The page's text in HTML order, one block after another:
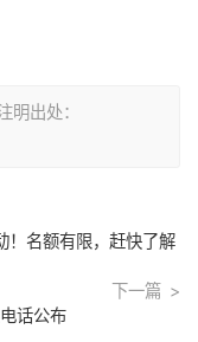
明出处：
！名额有限，赶快了解
下一篇
话公布